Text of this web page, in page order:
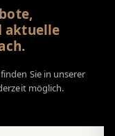
aktuelle
Sie in unserer
möglich.